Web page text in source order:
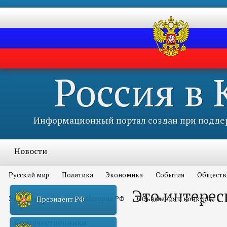
Россия в
Информационный портал создан при
Новости
Русский мир Политика Экономика События
Это интересно всем История РФ Объявления и конкурсы
Соотечественники
Президент РФ Это